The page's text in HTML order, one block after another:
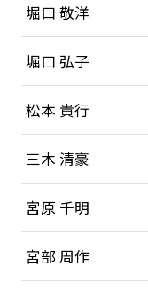
堀口 敬洋
堀口 弘子
松本 貴行
三木 清豪
宮原 千明
宮部 周作